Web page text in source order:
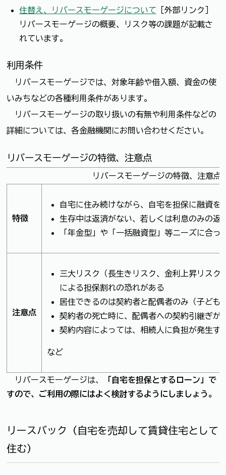
住替え、リバースモーゲージについて ［外部リンク］
リバースモーゲージの概要、リスク等の課題が記載さ
れています。
利用条件
リバースモーゲージでは、対象年齢や借入額、資金の使
いみちなどの各種利用条件があります。
リバースモーゲージの取り扱いの有無や利用条件などの
詳細については、各金融機関にお問い合わせください。
リバースモーゲージの特徴、注意点
リバースモーゲージの特徴、注意点
特徴
自宅に住み続けながら、自宅を担保に融資を
生存中は返済がない、若しくは利息のみの返
「年金型」や「一括融資型」等ニーズに合っ
注意点
三大リスク（長生きリスク、金利上昇リスク
による担保割れの恐れがある
居住できるのは契約者と配偶者のみ（子ども
契約者の死亡時に、配偶者への契約引継ぎが
契約内容によっては、相続人に負担が発生す
など
リバースモーゲージは、
「自宅を担保とするローン」で
すので、ご利用の際にはよく検討するようにしましょう。
リースバック（自宅を売却して賃貸住宅として
住む）